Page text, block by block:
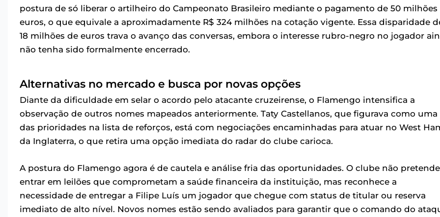
postura de só liberar o artilheiro do Campeonato Brasileiro mediante o pagamento de 50 milhões
euros, o que equivale a aproximadamente R$ 324 milhões na cotação vigente. Essa disparidade
18 milhões de euros trava o avanço das conversas, embora o interesse rubro-negro no jogador
não tenha sido formalmente encerrado.
Alternativas no mercado e busca por novas opções
Diante da dificuldade em selar o acordo pelo atacante cruzeirense, o Flamengo intensifica a
observação de outros nomes mapeados anteriormente. Taty Castellanos, que figurava como uma
das prioridades na lista de reforços, está com negociações encaminhadas para atuar no West
da Inglaterra, o que retira uma opção imediata do radar do clube carioca.
A postura do Flamengo agora é de cautela e análise fria das oportunidades. O clube não pretende
entrar em leilões que comprometam a saúde financeira da instituição, mas reconhece a
necessidade de entregar a Filipe Luís um jogador que chegue com status de titular ou reserva
imediato de alto nível. Novos nomes estão sendo avaliados para garantir que o comando do